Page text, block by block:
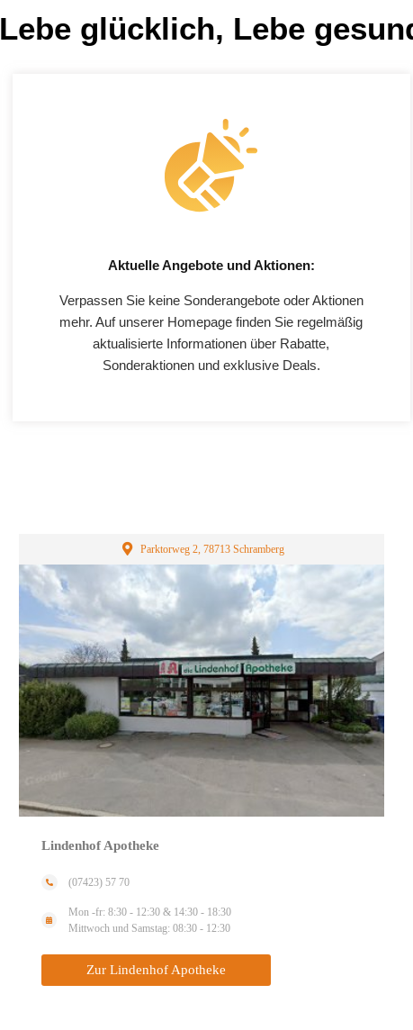
Lebe glücklich, Lebe
Aktuelle Angebote und Aktionen:
Verpassen Sie keine Sonderangebote oder Aktionen
mehr. Auf unserer Homepage finden Sie regelmäßig
aktualisierte Informationen über Rabatte,
Sonderaktionen und exklusive Deals.
Parktorweg 2, 78713 Schramberg
Lindenhof Apotheke
(07423) 57 70
Mon -fr: 8:30 - 12:30 & 14:30 - 18:30
Mittwoch und Samstag: 08:30 - 12:30
Zur Lindenhof Apotheke